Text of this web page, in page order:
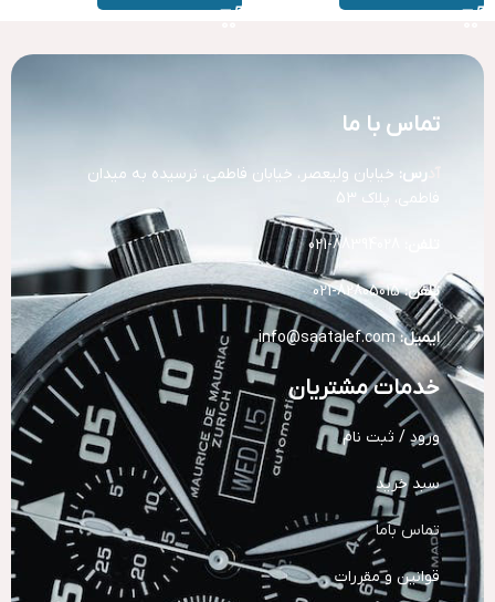
تماس با ما
رس: خیابان ولیعصر، خیابان فاطمی، نرسیده به میدان
فاطمی، پلاک 53
تلفن:82805015-021
ایمیل: info@saatalef.com
خدمات مشتریان
ورود / ثبت نام
سبد خرید
تماس باما
قوانین و مقررات